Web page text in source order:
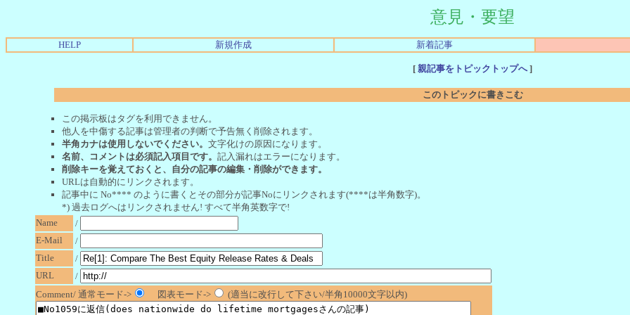
意見・要望
HELP 新規作成 新着記事
[ 親記事をトピックトップへ]
このトピックに書きこむ
この掲示板はタグを利用できません。
他人を中傷する記事は管理者の判断で予告無く削除されます。
半角カナは使用しないでください。 文字化けの原因になります。
名前、コメントは必須記入項目です。 記入漏れはエラーになります。
削除キーを覚えておくと、自分の記事の編集・削除ができます。
URLは自動的にリンクされます。
記事中に No**** のように書くとその部分が記事Noにリンクされます(****は半角数字)。
*) 過去ログへはリンクされません! すべて半角英数字で!
Name
/
E-Mail
/
Title
/
URL
/
Comment/ 通常モード->
図表モード-> (適当に改行して下さい/半角10000文字以内)